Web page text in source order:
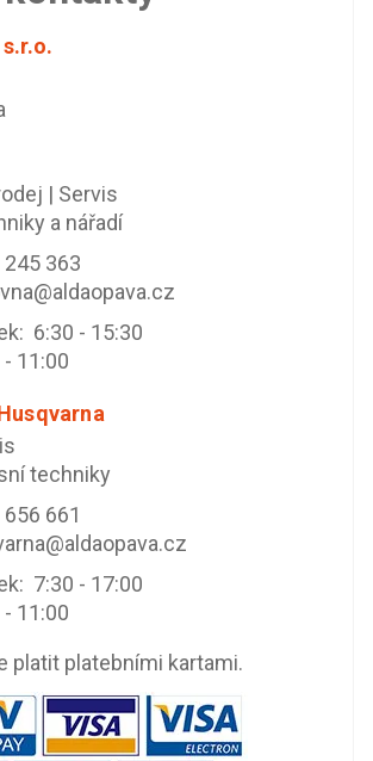
s.r.o.
| Servis
a nářadí
363
6:30 - 15:30
11:00
techniky
661
7:30 - 17:00
11:00
platit platebními kartami.